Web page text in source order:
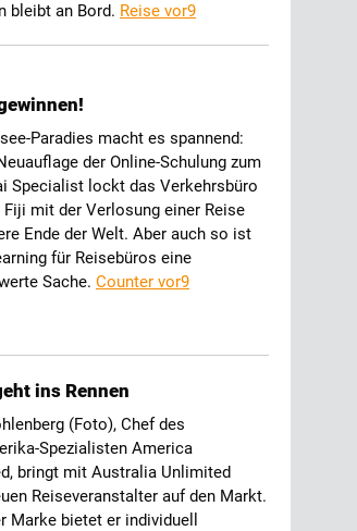
bleibt an Bord. Reise vor9
Paradies macht es spannend:
der Online-Schulung zum
Specialist lockt das Verkehrsbüro
mit der Verlosung einer Reise
Ende der Welt. Aber auch so ist
für Reisebüros eine
Sache. Counter vor9
ins Rennen
(Foto), Chef des
Spezialisten America
bringt mit Australia Unlimited
Reiseveranstalter auf den Markt.
Marke bietet er individuell